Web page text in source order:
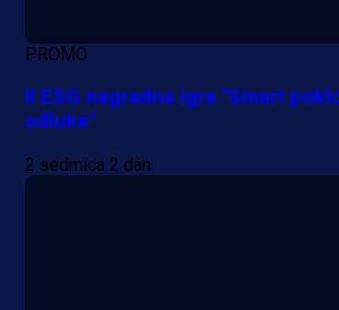
PROMO
II ESG nagradna igra "Smart
odluke"
2 sedmica 2 dan